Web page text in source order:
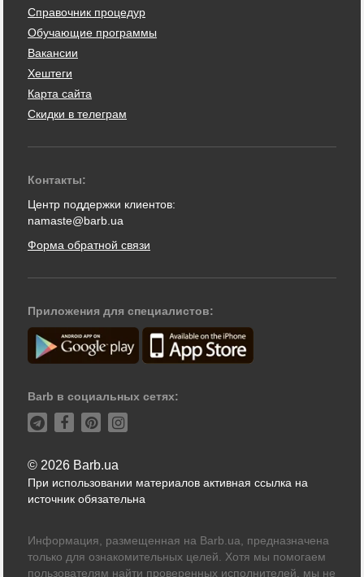
Справочник процедур
Обучающие программы
Вакансии
Хештеги
Карта сайта
Скидки в телеграм
Контакты:
Центр поддержки клиентов:
namaste@barb.ua
Форма обратной связи
Приложения для специалистов:
Barb в социальных сетях:
© 2026 Barb.ua
При использовании материалов активная ссылка на
источник обязательна
Информация, размещенная на Barb.ua, предназначена
только для ознакомительных целей. Хотя мы помогаем
пользователям найти проверенных исполнителей, мы не